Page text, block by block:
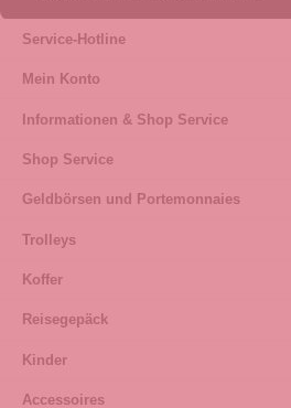
Service-Hotline
Mein Konto
Informationen & Shop Service
Shop Service
Geldbörsen und Portemonnaies
Trolleys
Koffer
Reisegepäck
Kinder
Accessoires